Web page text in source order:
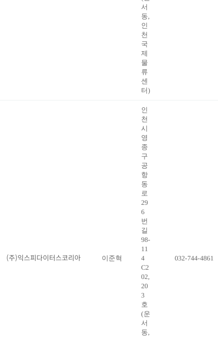
서
동,
인
천
국
제
물
류
센
터)
(주)익스피다이터스코리아 이준혁
인
천
시
영
종
구
공
항
동
로
29
6
번
길
98-
11
4
C2
02,
20
3
호
(운
서
동,
032-744-4861